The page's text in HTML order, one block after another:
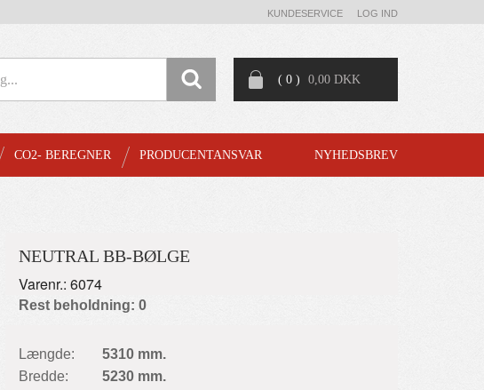
KUNDESERVICE LOG IND
( 0 ) 0,00 DKK
CO2- BEREGNER PRODUCENTANSVAR NYHEDSBREV
NEUTRAL BB-BØLGE
Varenr.: 6074
Rest beholdning: 0
Længde:
5310 mm.
Bredde:
5230 mm.